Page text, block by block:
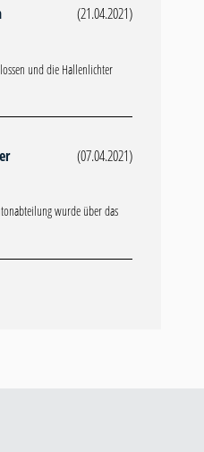
(21.04.2021)
und die Hallenlichter
(07.04.2021)
wurde über das